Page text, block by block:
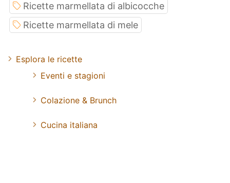
Ricette marmellata di albicocche
Ricette marmellata di mele
Esplora le ricette
Eventi e stagioni
Colazione & Brunch
Cucina italiana